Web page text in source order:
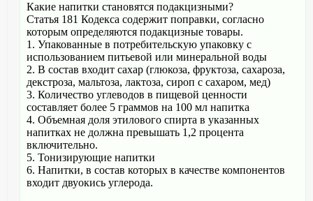
Какие напитки становятся подакцизными?
Статья 181 Кодекса содержит поправки, согласно
которым определяются подакцизные товары.
1. Упакованные в потребительскую упаковку с
использованием питьевой или минеральной воды
2. В состав входит сахар (глюкоза, фруктоза, сахароза,
декстроза, мальтоза, лактоза, сироп с сахаром, мед)
3. Количество углеводов в пищевой ценности
составляет более 5 граммов на 100 мл напитка
4. Объемная доля этилового спирта в указанных
напитках не должна превышать 1,2 процента
включительно.
5. Тонизирующие напитки
6. Напитки, в состав которых в качестве компонентов
входит двуокись углерода.